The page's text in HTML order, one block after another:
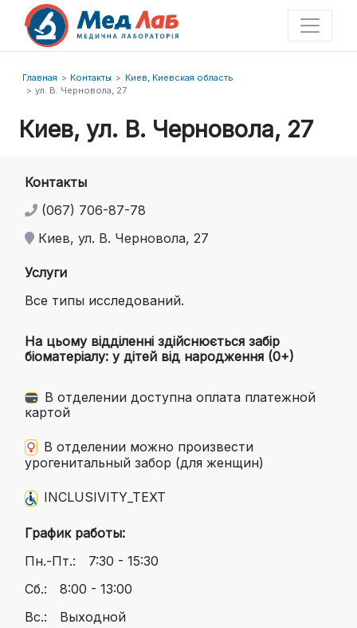
Главная Контакты
Киев, Киевская область
ул. В. Черновола, 27
Киев, ул. В. Черновола, 27
Контакты
(067) 706-87-78
Киев, ул. В. Черновола, 27
Услуги
Все типы исследований.
На цьому відділенні здійснюється забір
біоматеріалу: у дітей від народження (0+)
В отделении доступна оплата платежной
картой
В отделении можно произвести
урогенитальный забор (для женщин)
INCLUSIVITY_TEXT
График работы:
Пн.-Пт.:
7:30 - 15:30
Сб.:
8:00 - 13:00
Вс.:
Выходной